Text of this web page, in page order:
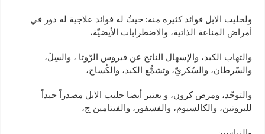
ولحليب الابل فوائد كثيره منه: حيثُ له فوائد علاجية له دور في
أمراض المناعة الذاتية، والاضطرابات الأيضيّة،
والتهاب الكبد، والإسهال الناتج عن فيروس الرّوتا ، والسِلّ،
والسّرطان، والسُكريّ، وتشمُّع الكبد، والكُساح،
والتوحّد، ومرض كرون، و يعتبر أيضا حليب الابل مصدراً جيداً
للبروتين، والكالسيوم، والفسفور، والفيتامين ج،